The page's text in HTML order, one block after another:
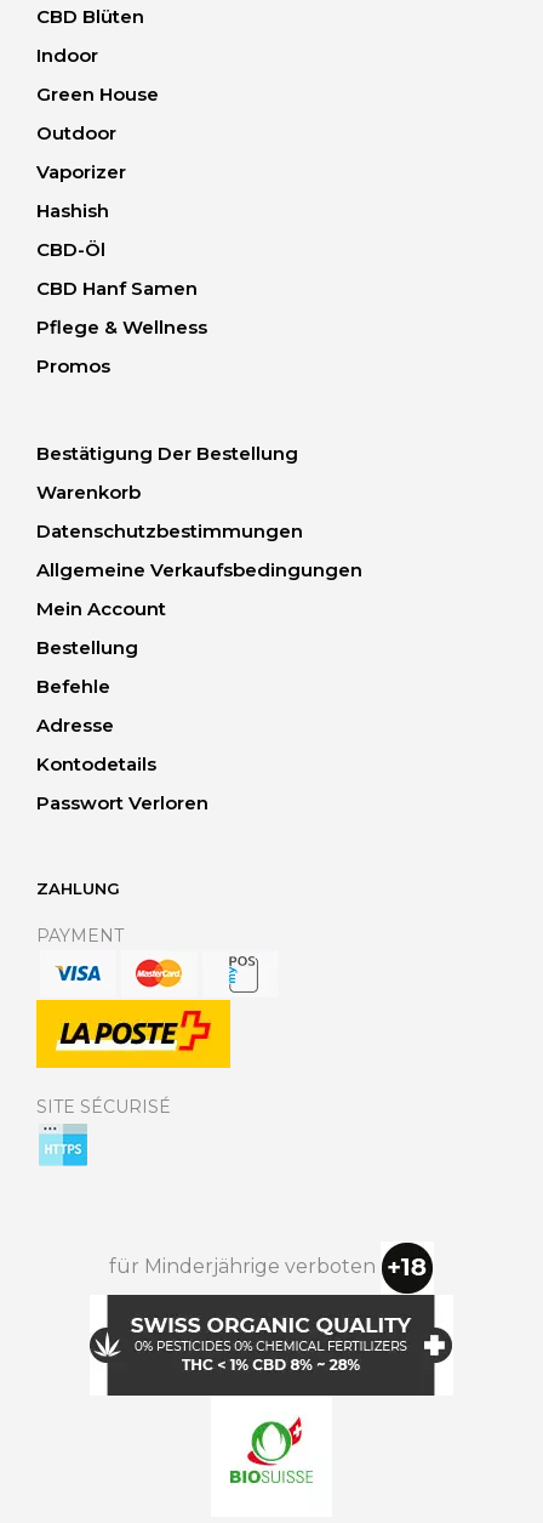
CBD Blüten
Indoor
Green House
Outdoor
Vaporizer
Hashish
CBD-Öl
CBD Hanf Samen
Pflege & Wellness
Promos
Bestätigung Der Bestellung
Warenkorb
Datenschutzbestimmungen
Allgemeine Verkaufsbedingungen
Mein Account
Bestellung
Befehle
Adresse
Kontodetails
Passwort Verloren
ZAHLUNG
PAYMENT
SITE SÉCURISÉ
für Minderjährige verboten